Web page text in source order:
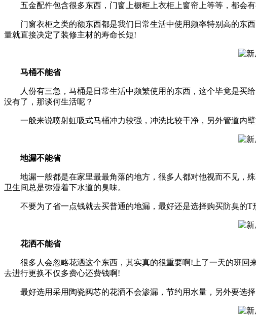
五金配件包含很多东西，门窗上橱柜上衣柜上窗帘上等等，都会有
门窗衣柜之类的额东西都是我们日常生活中使用频率特别高的东
量就直接决定了装修主材的寿命长短!
马桶不能省
人份有三急，马桶是日常生活中频繁使用的东西，这个毕竟是买
没有了，那谈何生活呢？
一般来说喷射虹吸式马桶冲力较强，冲洗比较干净，另外管道内
地漏不能省
地漏一般都是在家里最最角落的地方，很多人都对他视而不见，
卫生间总是弥漫着下水道的臭味。
不要为了省一点钱就去买普通的地漏，最好还是选择购买防臭的
花洒不能省
很多人会忽略花洒这个东西，其实真的很重要啊!上了一天的班
去进行更换不仅多费心还费钱啊!
最好选用采用陶瓷阀芯的花洒不会渗漏，节约用水量，另外要选